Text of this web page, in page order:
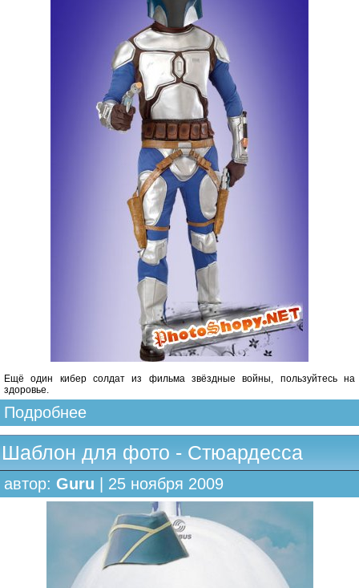
Ещё один кибер солдат из фильма звёздные войны, пользуйтесь на
здоровье.
Подробнее
Шаблон для фото - Стюардесса
автор: Guru | 25 ноября 2009